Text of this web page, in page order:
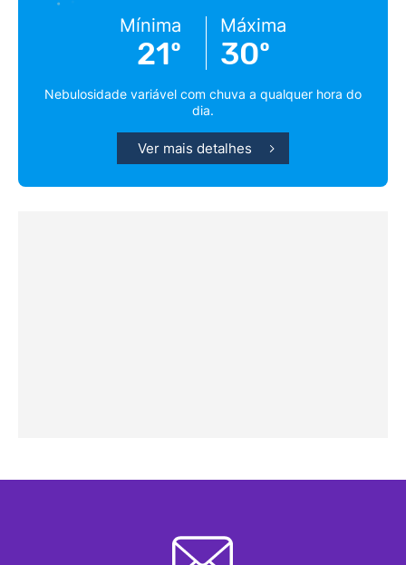
Mínima
21º
Máxima
30º
Nebulosidade variável com chuva a qualquer hora do
dia.
Ver mais detalhes